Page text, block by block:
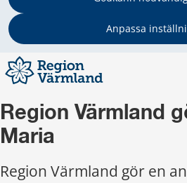
Anpassa
Region Värmland
Maria
Region Värmland gör en